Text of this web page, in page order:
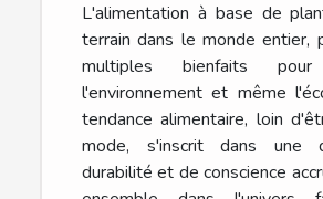
L'alimentation à base de
terrain dans le monde entier,
multiples bienfaits
l'environnement et même
tendance alimentaire, loin
mode, s'inscrit dans une
durabilité et de conscience